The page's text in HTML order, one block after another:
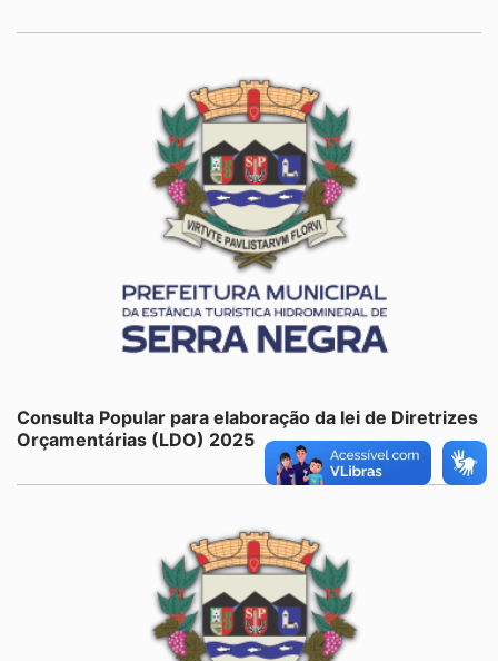
Consulta Popular para elaboração da lei de Diretrizes
Orçamentárias (LDO) 2025